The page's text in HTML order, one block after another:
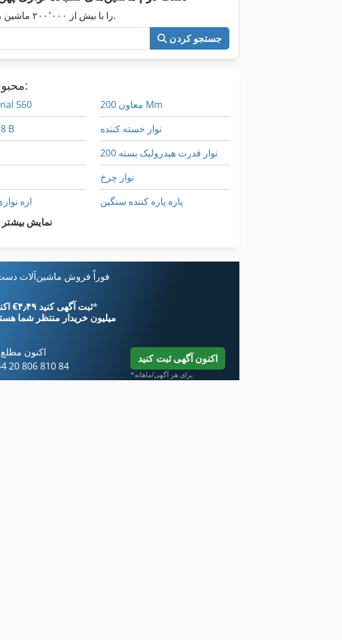
اکنون کل Machineseeker را با بیش از ۲۰۰٬۰۰۰ ماشین مستعمل جستجو کنید.
جستجو کردن
محبوب‌ترین نام‌های ماشین‌آلات را مرور کنید:
560
B
اره
ماشین معاون 200 Mm
معاون 200 Mm
نوار خسته کننده
نوار قدرت هیدرولیک بسته 200
نوار چرخ
پاره پاره کننده سنگین
نمایش بیشتر
فوراً فروش ماشین‌آلات
اکنون از ‎€۴٫۴۹ ثبت آگهی کنید*
۱۱ میلیون خریدار منتظر شما
اکنون
20 806 810 84
اکنون آگهی ثبت کنید
*برای هر آگهی/ماهانه